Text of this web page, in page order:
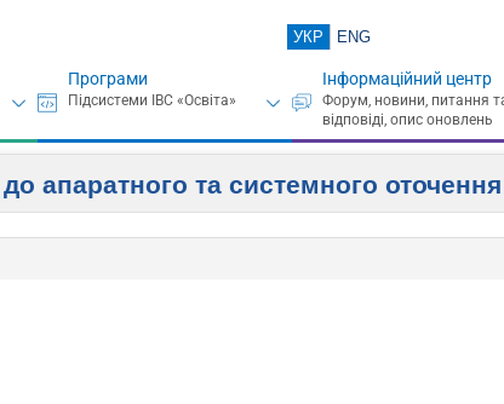
УКР ENG
Програми Інформаційний центр
апаратного та системного оточення